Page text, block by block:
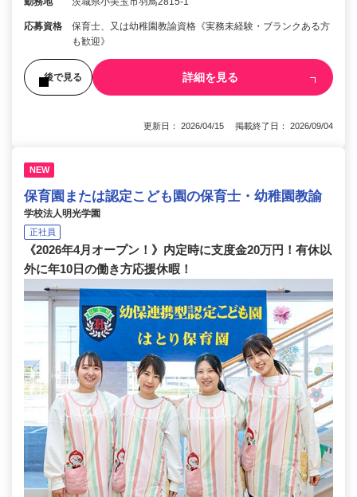
応募資格
保育士、又は幼稚園教諭資格《実務未経験・ブランクある方
も歓迎》
後で見る 詳細を見る
更新日： 2026/04/15 掲載終了日： 2026/09/04
NEW
保育園または認定こども園の保育士・幼稚園教諭
学校法人明光学園
正社員
《2026年4月オープン！》内定時に支度金20万円！有休以
外に年10日の働き方応援休暇！